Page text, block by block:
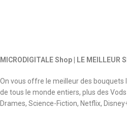
MICRODIGITALE Shop | LE MEILLEUR
On vous offre le meilleur des bouquets
de tous le monde entiers, plus des
Drames, Science-Fiction, Netflix,